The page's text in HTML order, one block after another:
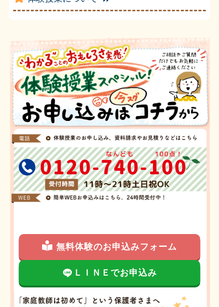
無料体験のお申込みフォーム
ＬＩＮＥでお申込み